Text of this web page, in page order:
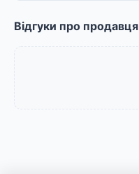
Відгуки про продавця